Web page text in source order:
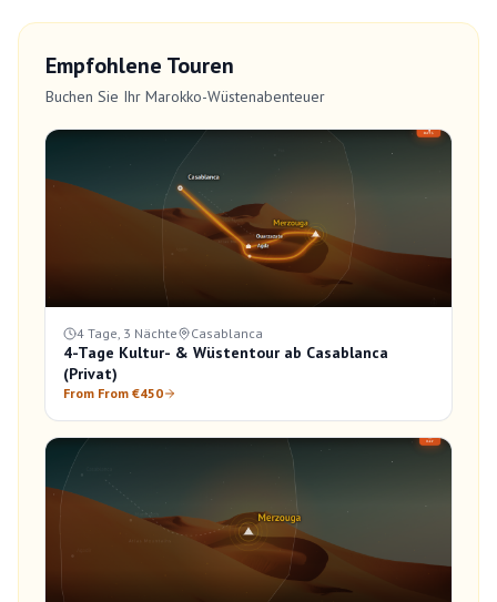
Empfohlene Touren
Buchen Sie Ihr Marokko-Wüstenabenteuer
4 Tage, 3 Nächte Casablanca
4-Tage Kultur- & Wüstentour ab Casablanca
(Privat)
From From €450